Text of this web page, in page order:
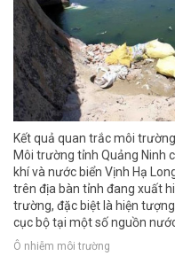
Kết quả quan trắc môi
Môi trường tỉnh Quảng Ninh
khí và nước biển Vịnh Hạ
trên địa bàn tỉnh đang xuất
trường, đặc biệt là hiện
cục bộ tại một số nguồn
Ô nhiễm môi trường